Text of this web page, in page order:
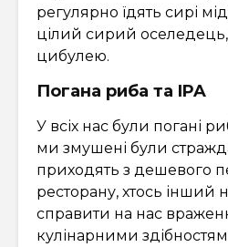
регулярно їдять сирі
цілий сирий
цибулею.
Погана риба та IPA
У всіх нас були погані
ми змушені були
приходять з дешевого
ресторану, хтось інший
справити на нас
кулінарними